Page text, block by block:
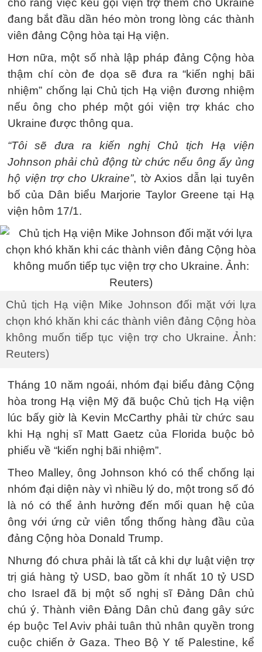
cho rằng việc kêu gọi viện trợ thêm cho Ukraine
đang bắt đầu dần héo mòn trong lòng các thành
viên đảng Cộng hòa tại Hạ viện.
Hơn nữa, một số nhà lập pháp đảng Cộng hòa
thậm chí còn đe dọa sẽ đưa ra “kiến nghị bãi
nhiệm” chống lại Chủ tịch Hạ viện đương nhiệm
nếu ông cho phép một gói viện trợ khác cho
Ukraine được thông qua.
“Tôi sẽ đưa ra kiến ​​nghị Chủ tịch Hạ viện
Johnson phải chủ động từ chức nếu ông ấy ủng
hộ viện trợ cho Ukraine”, tờ Axios dẫn lại tuyên
bố của Dân biểu Marjorie Taylor Greene tại Hạ
viện hôm 17/1.
Chủ tịch Hạ viện Mike Johnson đối mặt với lựa
chọn khó khăn khi các thành viên đảng Cộng hòa
không muốn tiếp tục viện trợ cho Ukraine. Ảnh:
Reuters)
Tháng 10 năm ngoái, nhóm đại biểu đảng Cộng
hòa trong Hạ viện Mỹ đã buộc Chủ tịch Hạ viện
lúc bấy giờ là Kevin McCarthy phải từ chức sau
khi Hạ nghị sĩ Matt Gaetz của Florida buộc bỏ
phiếu về “kiến nghị bãi nhiệm”.
Theo Malley, ông Johnson khó có thể chống lại
nhóm đại diện này vì nhiều lý do, một trong số đó
là nó có thể ảnh hưởng đến mối quan hệ của
ông với ứng cử viên tổng thống hàng đầu của
đảng Cộng hòa Donald Trump.
Nhưng đó chưa phải là tất cả khi dự luật viện trợ
trị giá hàng tỷ USD, bao gồm ít nhất 10 tỷ USD
cho Israel đã bị một số nghị sĩ Đảng Dân chủ
chú ý. Thành viên Đảng Dân chủ đang gây sức
ép buộc Tel Aviv phải tuân thủ nhân quyền trong
cuộc chiến ở Gaza. Theo Bộ Y tế Palestine, kể